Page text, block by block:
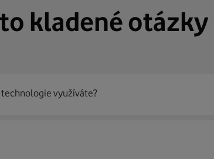
kladené otázky
využíváte?
domácností
prostřednictvím několika